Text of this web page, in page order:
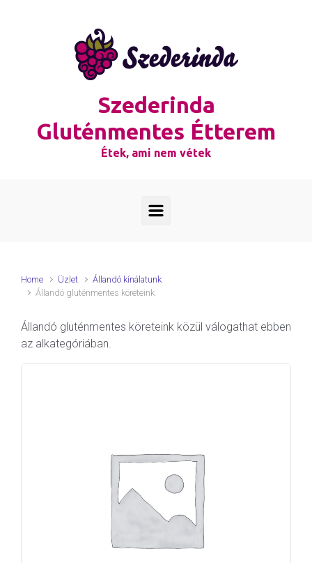
Szederinda
Gluténmentes Étterem
Étek, ami nem vétek
Home Üzlet
Állandó kínálatunk
Állandó gluténmentes köreteink
Állandó gluténmentes köreteink közül válogathat ebben
az alkategóriában.